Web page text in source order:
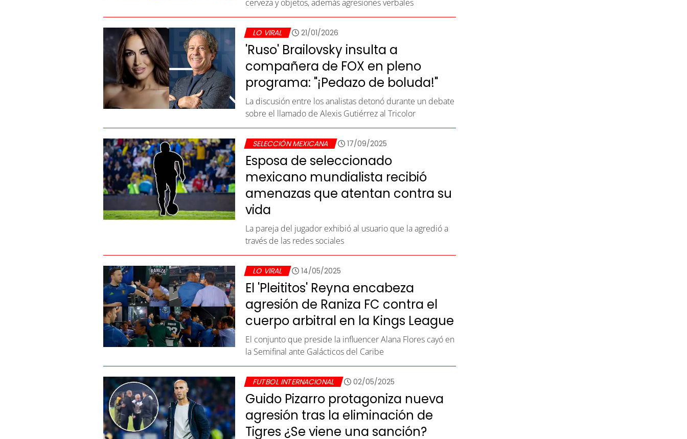
cerveza y objetos, además agresiones verbales
LO VIRAL 21/01/2026
'Ruso' Brailovsky insulta a
compañera de FOX en pleno
programa: "¡Pedazo de boluda!"
La discusión entre los analistas detonó durante un debate
sobre el llamado de Alexis Gutiérrez al Tricolor
SELECCIÓN MEXICANA 17/09/2025
Esposa de seleccionado
mexicano mundialista recibió
amenazas que atentan contra su
vida
La pareja del jugador exhibió al usuario que la agredió a
través de las redes sociales
LO VIRAL 14/05/2025
El 'Pleititos' Reyna encabeza
agresión de Raniza FC contra el
cuerpo arbitral en la Kings League
El conjunto que preside la influencer Alana Flores cayó en
la Semifinal ante Galácticos del Caribe
FUTBOL INTERNACIONAL 02/05/2025
Guido Pizarro protagoniza nueva
agresión tras la eliminación de
Tigres ¿Se viene una sanción?